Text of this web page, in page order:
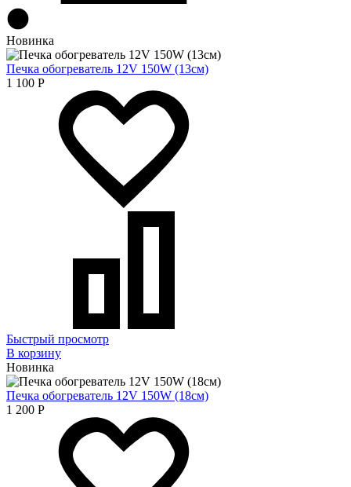
Новинка
Печка обогреватель 12V 150W (13см)
1 100 Р
Быстрый просмотр
В корзину
Новинка
Печка обогреватель 12V 150W (18см)
1 200 Р